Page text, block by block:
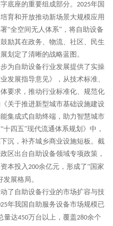
底座的重要组成部分。2025年国
育和开放推动新场景大规模应用
“全空间无人体系”，将自助设备
励其在政务、物流、社区、民生
划定了清晰的战略蓝图。
为自助设备行业发展提供了实操
发展指导意见》，从技术标准、
要求，推动行业标准化、规范化
关于推进新型城市基础设施建设
集成式自助终端，助力智慧城市
“十四五”现代流通体系规划》中，
沉，补齐城乡商业设施短板。截
区出台自助设备领域专项政策，
本投入200余亿元，形成了“国家
展格局。
了自助设备行业的市场扩容与技
年我国自助服务设备市场规模已
量达450万台以上，覆盖280余个